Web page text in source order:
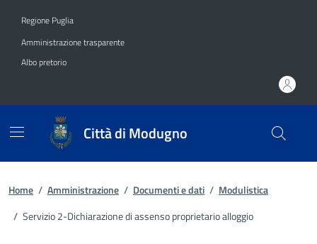
Regione Puglia
Amministrazione trasparente
Albo pretorio
Città di Modugno
Home / Amministrazione / Documenti e dati / Modulistica
/ Servizio 2-Dichiarazione di assenso proprietario alloggio